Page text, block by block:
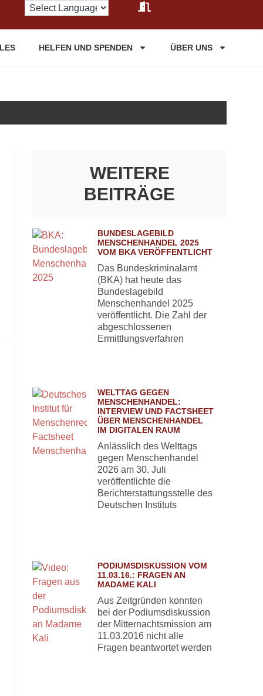
HELFEN UND SPENDEN ÜBER UNS
WEITERE
BEITRÄGE
BUNDESLAGEBILD
MENSCHENHANDEL 2025
VOM BKA VERÖFFENTLICHT
Das Bundeskriminalamt
(BKA) hat heute das
Bundeslagebild
Menschenhandel 2025
veröffentlicht. Die Zahl der
abgeschlossenen
Ermittlungsverfahren
WELTTAG GEGEN
MENSCHENHANDEL:
INTERVIEW UND FACTSHEET
ÜBER MENSCHENHANDEL
IM DIGITALEN RAUM
Anlässlich des Welttags
gegen Menschenhandel
2026 am 30. Juli
veröffentlichte die
Berichterstattungsstelle des
Deutschen Instituts
PODIUMSDISKUSSION VOM
11.03.16.: FRAGEN AN
MADAME KALI
Aus Zeitgründen konnten
bei der Podiumsdiskussion
der Mitternachtsmission am
11.03.2016 nicht alle
Fragen beantwortet werden